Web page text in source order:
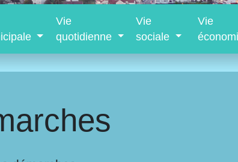
Vie
quotidienne
Vie
sociale
Vie